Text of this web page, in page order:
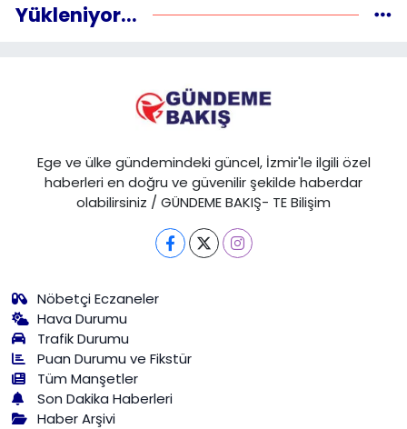
Yükleniyor...
Ege ve ülke gündemindeki güncel, İzmir'le ilgili özel
haberleri en doğru ve güvenilir şekilde haberdar
olabilirsiniz / GÜNDEME BAKIŞ- TE Bilişim
Nöbetçi Eczaneler
Hava Durumu
Trafik Durumu
Puan Durumu ve Fikstür
Tüm Manşetler
Son Dakika Haberleri
Haber Arşivi